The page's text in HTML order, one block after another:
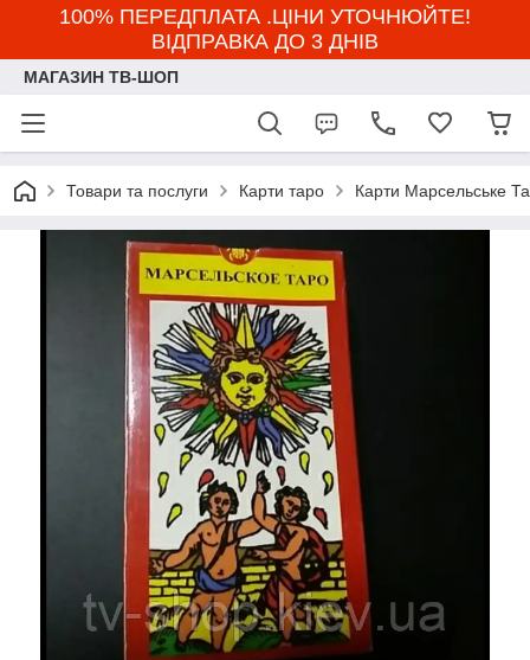
100% ПЕРЕДПЛАТА .ЦІНИ УТОЧНЮЙТЕ!
ВІДПРАВКА ДО 3 ДНІВ
МАГАЗИН ТВ-ШОП
Товари та послуги Карти таро Карти Марсельське